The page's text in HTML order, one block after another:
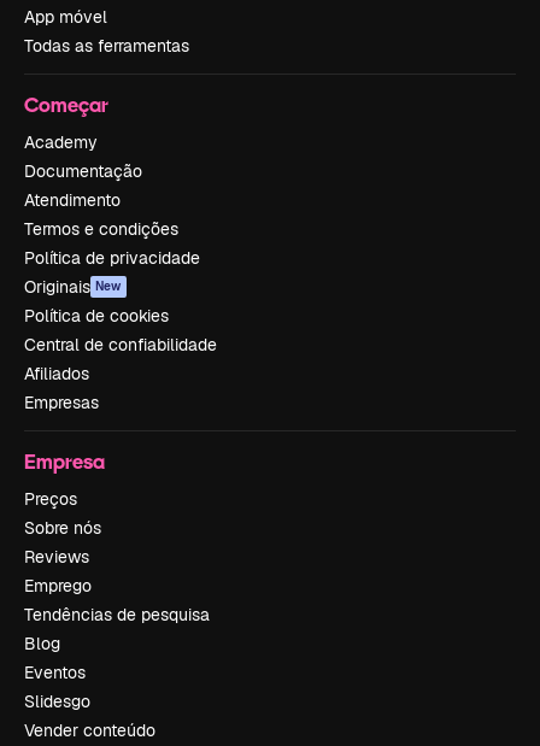
App móvel
Todas as ferramentas
Começar
Academy
Documentação
Atendimento
Termos e condições
Política de privacidade
Originais New
Política de cookies
Central de confiabilidade
Afiliados
Empresas
Empresa
Preços
Sobre nós
Reviews
Emprego
Tendências de pesquisa
Blog
Eventos
Slidesgo
Vender conteúdo